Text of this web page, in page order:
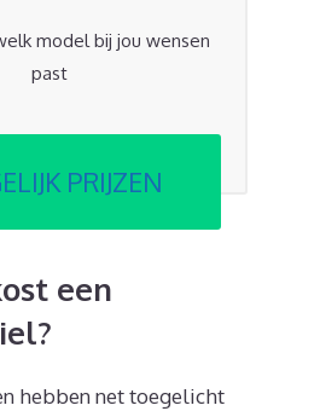
model bij jou wensen
past
PRIJZEN
een
hebben net toegelicht